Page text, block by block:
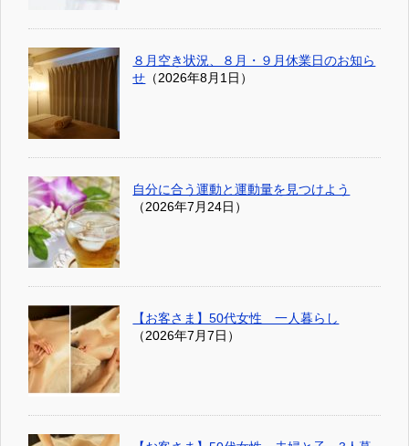
８月空き状況、８月・９月休業日のお知ら
せ （2026年8月1日）
自分に合う運動と運動量を見つけよう
（2026年7月24日）
【お客さま】50代女性 一人暮らし
（2026年7月7日）